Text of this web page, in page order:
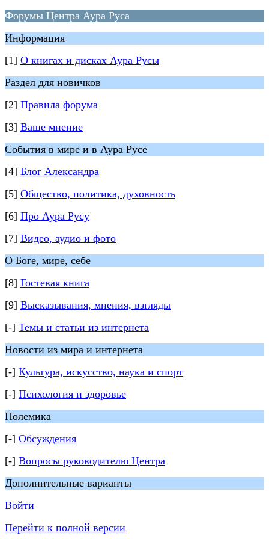
Форумы Центра Аура Руса
Информация
[1] О книгах и дисках Аура Русы
Раздел для новичков
[2] Правила форума
[3] Ваше мнение
События в мире и в Аура Русе
[4] Блог Александра
[5] Общество, политика, духовность
[6] Про Аура Русу
[7] Видео, аудио и фото
О Боге, мире, себе
[8] Гостевая книга
[9] Высказывания, мнения, взгляды
[-] Темы и статьи из интернета
Новости из мира и интернета
[-] Культура, искусство, наука и спорт
[-] Психология и здоровье
Полемика
[-] Обсуждения
[-] Вопросы руководителю Центра
Дополнительные варианты
Войти
Перейти к полной версии